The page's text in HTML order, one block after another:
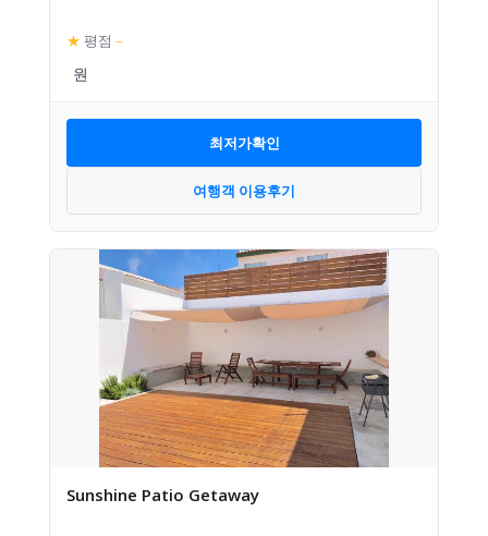
★ 평점 –
최저가확인
여행객 이용후기
Sunshine Patio Getaway